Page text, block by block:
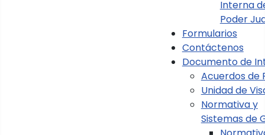
Interna
Poder
Formularios
Contáctenos
Documento de
Acuerdos de
Unidad de
Normativa y
Sistemas de